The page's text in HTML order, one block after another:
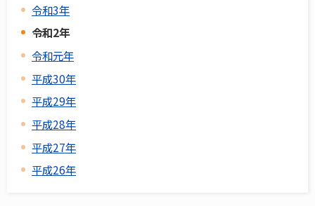
令和3年
令和2年
令和元年
平成30年
平成29年
平成28年
平成27年
平成26年